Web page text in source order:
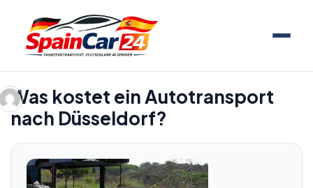
Was kostet ein Autotransport
nach Düsseldorf?